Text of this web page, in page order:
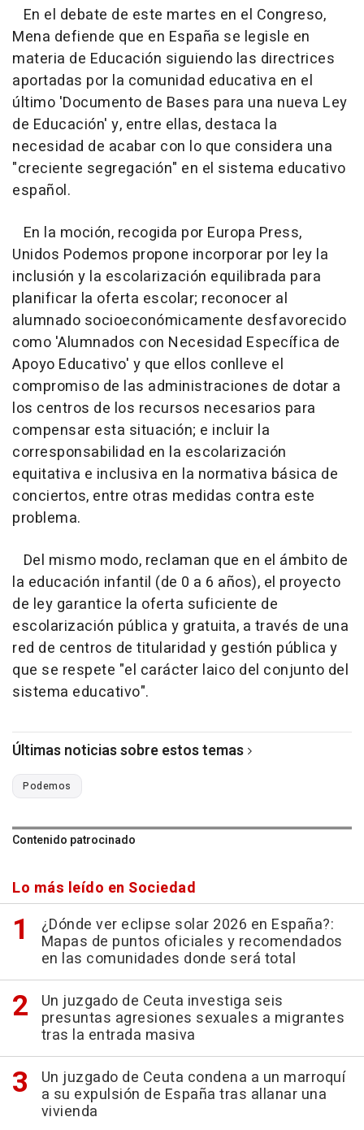
En el debate de este martes en el Congreso,
Mena defiende que en España se legisle en
materia de Educación siguiendo las directrices
aportadas por la comunidad educativa en el
último 'Documento de Bases para una nueva Ley
de Educación' y, entre ellas, destaca la
necesidad de acabar con lo que considera una
"creciente segregación" en el sistema educativo
español.
En la moción, recogida por Europa Press,
Unidos Podemos propone incorporar por ley la
inclusión y la escolarización equilibrada para
planificar la oferta escolar; reconocer al
alumnado socioeconómicamente desfavorecido
como 'Alumnados con Necesidad Específica de
Apoyo Educativo' y que ellos conlleve el
compromiso de las administraciones de dotar a
los centros de los recursos necesarios para
compensar esta situación; e incluir la
corresponsabilidad en la escolarización
equitativa e inclusiva en la normativa básica de
conciertos, entre otras medidas contra este
problema.
Del mismo modo, reclaman que en el ámbito de
la educación infantil (de 0 a 6 años), el proyecto
de ley garantice la oferta suficiente de
escolarización pública y gratuita, a través de una
red de centros de titularidad y gestión pública y
que se respete "el carácter laico del conjunto del
sistema educativo".
Últimas noticias sobre estos temas
Podemos
Contenido patrocinado
Lo más leído en Sociedad
¿Dónde ver eclipse solar 2026 en España?:
Mapas de puntos oficiales y recomendados
en las comunidades donde será total
Un juzgado de Ceuta investiga seis
presuntas agresiones sexuales a migrantes
tras la entrada masiva
Un juzgado de Ceuta condena a un marroquí
a su expulsión de España tras allanar una
vivienda